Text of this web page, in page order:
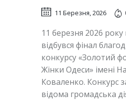
11 Березня, 2026
11 березня 2026 року
відбувся фінал
конкурсу «Золотий
Жінки Одеси» імені
Коваленко. Конкурс
відома громадська